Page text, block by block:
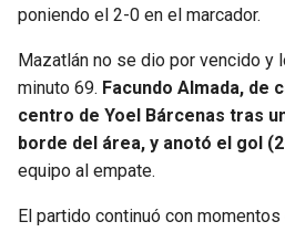
poniendo el 2-0 en el marcador.
Mazatlán no se dio por vencido y
minuto 69. Facundo Almada, de
centro de Yoel Bárcenas tras
borde del área, y anotó el gol
equipo al empate.
El partido continuó con